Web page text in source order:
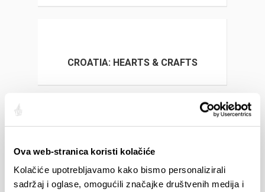
Ova web-stranica koristi kolačiće
Kolačiće upotrebljavamo kako bismo personalizirali
sadržaj i oglase, omogućili značajke društvenih medija i
CROATIA: HEARTS & CRAFTS